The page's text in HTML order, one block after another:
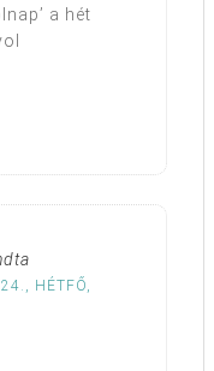
a hét
HÉTFŐ,